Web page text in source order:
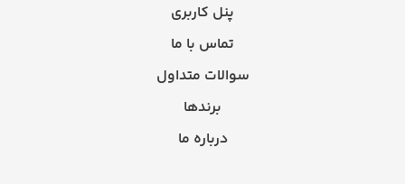
پنل کاربری
تماس با ما
سوالات متداول
برندها
درباره ما